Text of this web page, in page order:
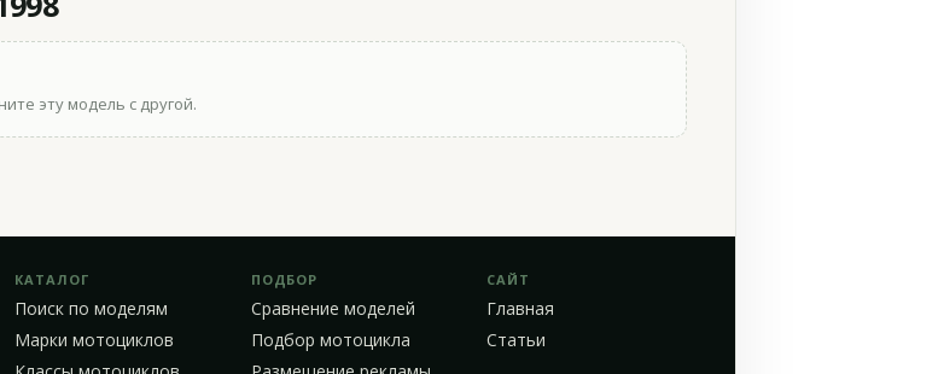
эту модель с другой.
КАТАЛОГ
Поиск по моделям
Марки мотоциклов
ПОДБОР
Сравнение моделей
Подбор мотоцикла
САЙТ
Главная
Статьи